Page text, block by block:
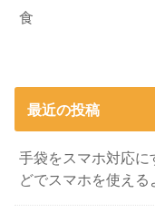
食
最近の投稿
手袋をスマホ対応
どでスマホを使える